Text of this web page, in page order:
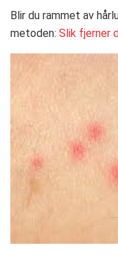
Blir du rammet av
metoden: Slik fjerner